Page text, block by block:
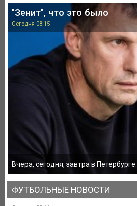
"Зенит", что это было
Сегодня 08:15
Вчера, сегодня, завтра в Петербурге.
ФУТБОЛЬНЫЕ НОВОСТИ